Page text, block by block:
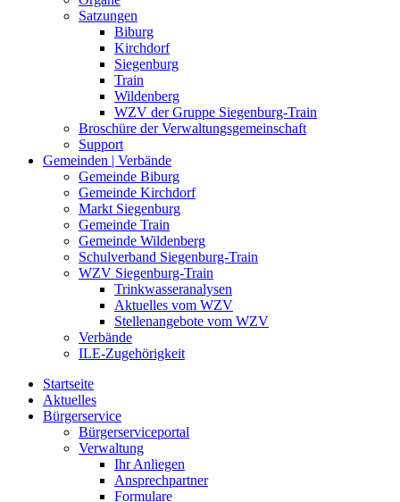
Satzungen
Biburg
Kirchdorf
Siegenburg
Train
Wildenberg
WZV der Gruppe Siegenburg-Train
Broschüre der Verwaltungsgemeinschaft
Support
Gemeinden | Verbände
Gemeinde Biburg
Gemeinde Kirchdorf
Markt Siegenburg
Gemeinde Train
Gemeinde Wildenberg
Schulverband Siegenburg-Train
WZV Siegenburg-Train
Trinkwasseranalysen
Aktuelles vom WZV
Stellenangebote vom WZV
Verbände
ILE-Zugehörigkeit
Startseite
Aktuelles
Bürgerservice
Bürgerserviceportal
Verwaltung
Ihr Anliegen
Ansprechpartner
Formulare